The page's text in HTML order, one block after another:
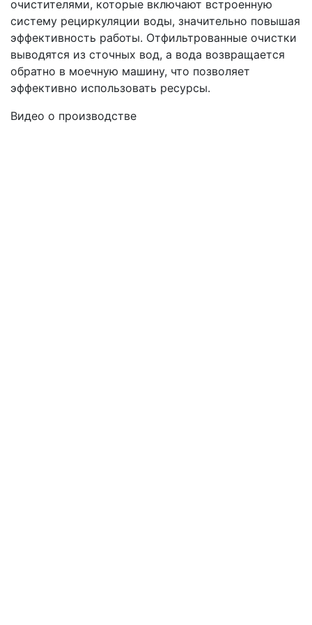
очистителями, которые включают встроенную
систему рециркуляции воды, значительно повышая
эффективность работы. Отфильтрованные очистки
выводятся из сточных вод, а вода возвращается
обратно в моечную машину, что позволяет
эффективно использовать ресурсы.
Видео о производстве